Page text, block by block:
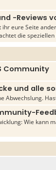
-Reviews
ihr eure Seite
die
Community
und alle
Abwechslung.
Wie kann